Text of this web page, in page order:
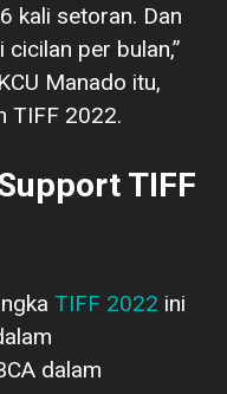
kali setoran. Dan
per bulan,”
Manado itu,
TIFF 2022.
TIFF
TIFF 2022 ini
dalam